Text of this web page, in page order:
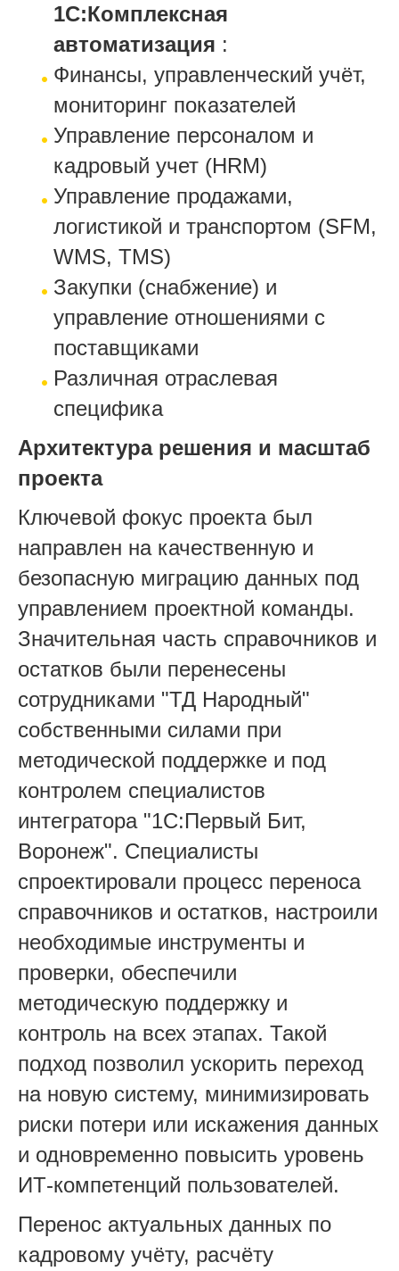
1С:Комплексная
автоматизация :
Финансы, управленческий учёт,
мониторинг показателей
Управление персоналом и
кадровый учет (HRM)
Управление продажами,
логистикой и транспортом (SFM,
WMS, TMS)
Закупки (снабжение) и
управление отношениями с
поставщиками
Различная отраслевая
специфика
Архитектура решения и масштаб
проекта
Ключевой фокус проекта был
направлен на качественную и
безопасную миграцию данных под
управлением проектной команды.
Значительная часть справочников и
остатков были перенесены
сотрудниками "ТД Народный"
собственными силами при
методической поддержке и под
контролем специалистов
интегратора "1С:Первый Бит,
Воронеж". Специалисты
спроектировали процесс переноса
справочников и остатков, настроили
необходимые инструменты и
проверки, обеспечили
методическую поддержку и
контроль на всех этапах. Такой
подход позволил ускорить переход
на новую систему, минимизировать
риски потери или искажения данных
и одновременно повысить уровень
ИТ-компетенций пользователей.
Перенос актуальных данных по
кадровому учёту, расчёту